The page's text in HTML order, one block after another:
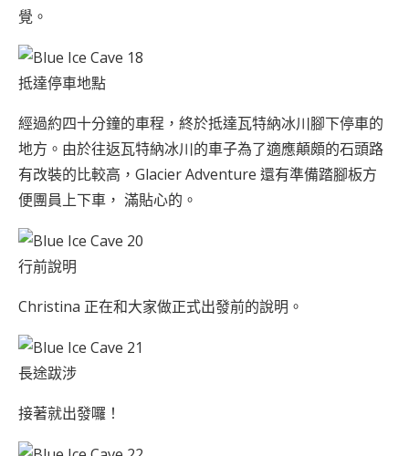
覺。
抵達停車地點
經過約四十分鐘的車程，終於抵達瓦特納冰川腳下停車的
地方。由於往返瓦特納冰川的車子為了適應顛頗的石頭路
有改裝的比較高，Glacier Adventure 還有準備踏腳板方
便團員上下車， 滿貼心的。
行前說明
Christina 正在和大家做正式出發前的說明。
長途跋涉
接著就出發囉！